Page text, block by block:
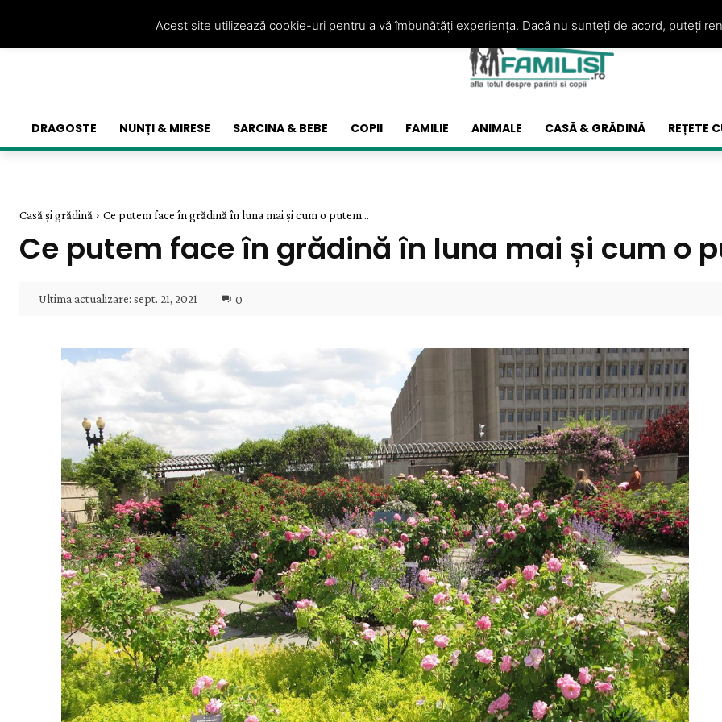
DRAGOSTE NUNȚI & MIRESE SARCINA & BEBE COPII FAMILIE ANIMALE CASĂ & GRĂDINĂ REȚETE
Casă și grădină Ce putem face în grădină în luna mai și cum o putem...
Ce putem face în grădină în luna mai și cum o
Ultima actualizare: sept. 21, 2021 0
Acest site utilizează cookie-uri pentru a vă îmbunătăți experiența. Dacă nu sunteți de acord, puteți